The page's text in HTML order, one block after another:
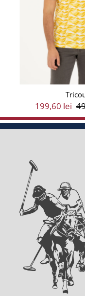
Preț
Vânzare
199,60 lei